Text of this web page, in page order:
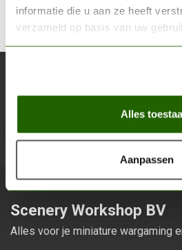
informatie die u aan ze heeft
verzameld op basis van uw
Alles
Aanpassen
Blijf op de hoogte over
Scenery Workshop BV
Alles voor je miniature wargaming